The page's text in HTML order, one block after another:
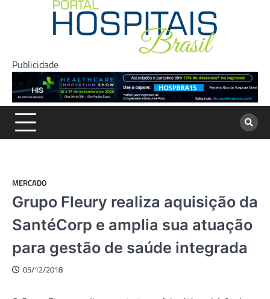
Publicidade
MERCADO
Grupo Fleury realiza aquisição da
SantéCorp e amplia sua atuação
para gestão de saúde integrada
05/12/2018